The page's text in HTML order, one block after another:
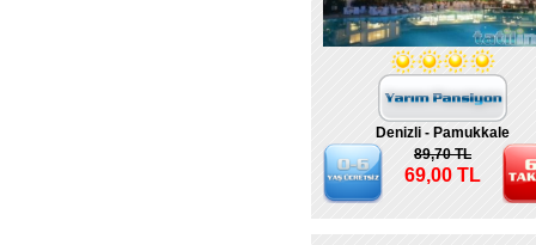
Denizli - Pamukkale
89,70 TL
69,00 TL